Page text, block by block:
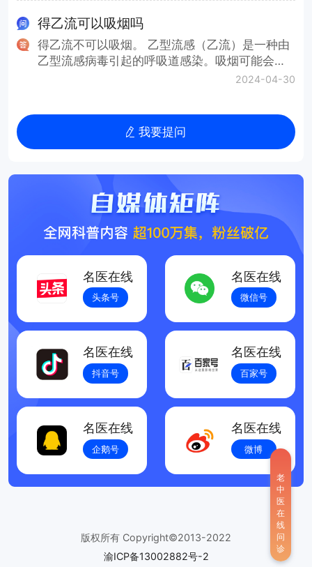
洗完脸后还是在其他时间使用面膜，都应该确保
皮肤干净，以便面膜更好地发挥功效。另外，注
意不要让面膜停留时间过长，避免引起皮肤不适
眼睛可能会更加敏感，容易受到外部刺激的影
响。鉴于过山车通常会产生高速运动、颠簸和突
然的加速力，可能会对术后眼睛造成额外的压力
和不适感。因此，通常建议在视力矫正手术后的
手术后的恢复情况提供后续的注意事项和日常生
活的建议，因此如果想要参加比较激烈的活动，
待1-3个月。
得乙流可以吸烟吗
得乙流不可以吸烟。 乙型流感（乙流）是一种由
乙型流感病毒引起的呼吸道感染。吸烟可能会加
重呼吸道感染的症状并影响免疫系统的功能，因
道，导致咳嗽、喉咙痛等症状加重，而这些症状
通常在流感感染时已经存在。 2、影响免疫系
对抗病毒感染，增加病情的严重程度和持续时
间。 3、传播风险：吸烟可能增加流感病毒传播
的风险，因为在吸烟时，病毒可以通过唾液和呼
出的空气传播给其他人。 因此，如果感染了乙型
流感，最好停止吸烟，以减轻症状并帮助身体更
好地对抗病毒。另外，戒烟也有助于提高免疫系
统的功能和整体健康，减少感染疾病的风险。
2024-04-30
我要提问
名医在线
头条号
名医在线
微信号
名医在线
抖音号
名医在线
百家号
名医在线
企鹅号
名医在线
微博
版权所有 Copyright©2013-2022
渝ICP备13002882号-2
老
中
医
在
线
问
诊